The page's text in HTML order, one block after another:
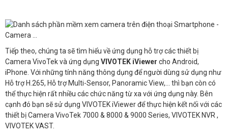
Tiếp theo, chúng ta sẽ tìm hiểu về ứng dụng hỗ trợ các thiết bị
Camera VivoTek và ứng dụng VIVOTEK iViewer cho Android,
iPhone. Với những tính năng thông dụng để người dùng sử dụng như
Hỗ trợ H.265, Hỗ trợ Multi-Sensor, Panoramic View,… thì bạn còn có
thể thực hiện rất nhiều các chức năng từ xa với ứng dụng này. Bên
cạnh đó bạn sẽ sử dụng VIVOTEK iViewer để thực hiện kết nối với các
thiết bị Camera VivoTek 7000 & 8000 & 9000 Series, VIVOTEK NVR ,
VIVOTEK VAST.